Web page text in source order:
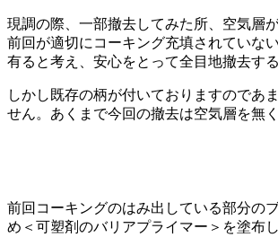
現調の際、一部撤去してみた所、空気層
前回が適切にコーキング充填されていな
有ると考え、安心をとって全目地撤去す
しかし既存の柄が付いておりますのであ
せん。あくまで今回の撤去は空気層を無く
前回コーキングのはみ出している部分の
め＜可塑剤のバリアプライマー＞を塗布し